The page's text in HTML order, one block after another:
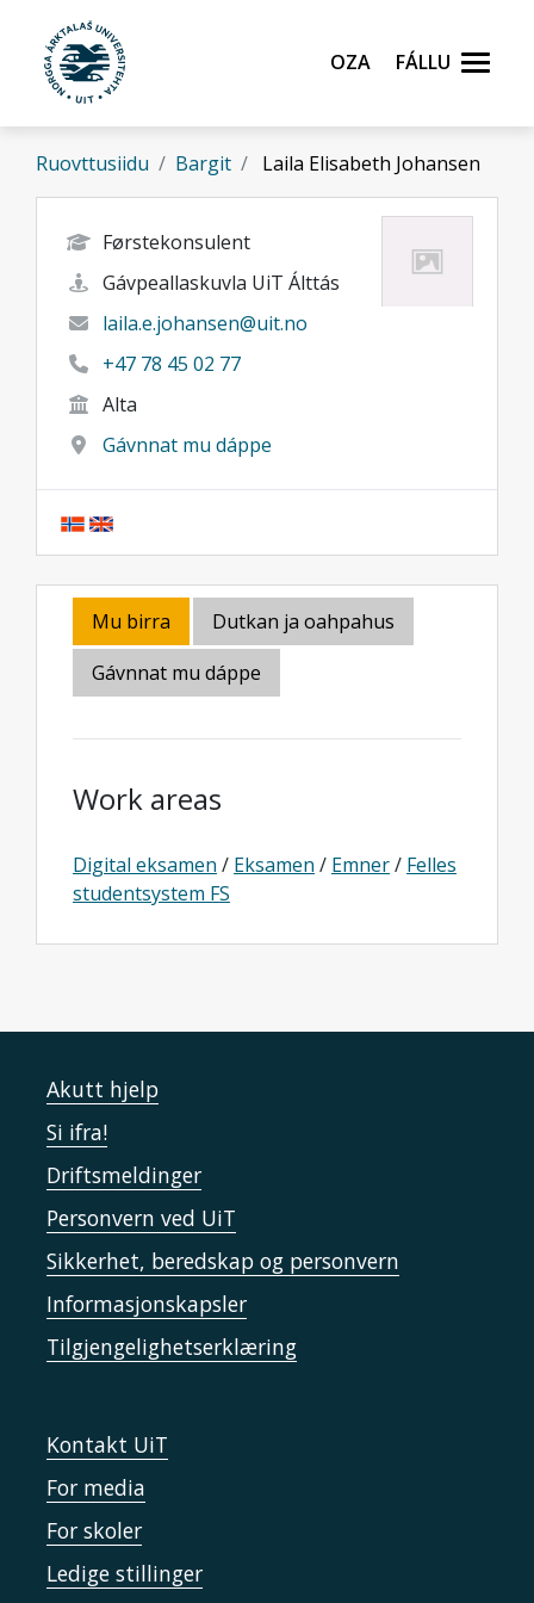
Gå til hovedinnhold
Oza
Fállu
Ruovttusiidu Bargit Laila Elisabeth Johansen
Førstekonsulent
Gávpeallaskuvla UiT Álttás
laila.e.johansen@uit.no
+47 78 45 02 77
Alta
Gávnnat mu dáppe
Mu birra
Dutkan ja oahpahus
Gávnnat mu dáppe
Work areas
Digital eksamen / Eksamen / Emner/ Felles
studentsystem FS
Akutt hjelp
Si ifra!
Driftsmeldinger
Personvern ved UiT
Sikkerhet, beredskap og personvern
Informasjonskapsler
Tilgjengelighetserklæring
Kontakt UiT
For media
For skoler
Ledige stillinger